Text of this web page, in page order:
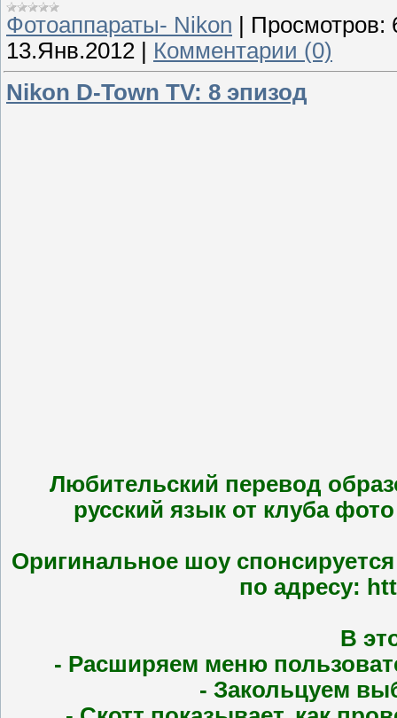
Фотоаппараты- Nikon | Просмотров:
13.Янв.2012 | Комментарии (0)
Nikon D-Town TV: 8 эпизод
Любительский перевод
русский язык от клуба
Оригинальное шоу
по адресу:
В
- Расширяем меню
- Закольцуем